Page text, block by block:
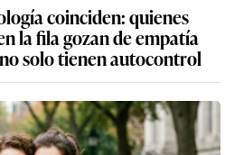
coinciden: quienes
la fila gozan de empatía
solo tienen autocontrol